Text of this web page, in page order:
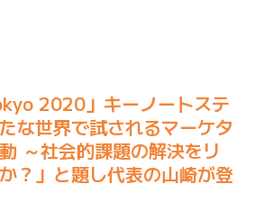
2020」キーノートステ
な世界で試されるマーケタ
～社会的課題の解決をリ
？」と題し代表の山崎が登